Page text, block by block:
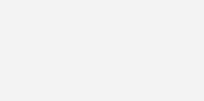
auf jedem Meter 100 mbar
die Hälfte des Druckverlustes für die
dann blieben nur noch 50 mbar pro
schaut also jetzt in eine Herstellerliste für
für den zugehörigen Volumenstrom der
Rohrquerschnitt, bei dem es